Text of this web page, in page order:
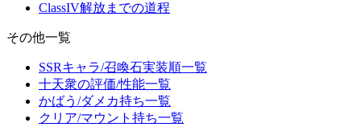
ClassIV解放までの道程
その他一覧
SSRキャラ/召喚石実装順一覧
十天衆の評価/性能一覧
かばう/ダメカ持ち一覧
クリア/マウント持ち一覧